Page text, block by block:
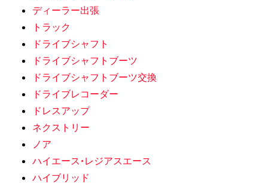
ディーラー出張
トラック
ドライブシャフト
ドライブシャフトブーツ
ドライブシャフトブーツ交換
ドライブレコーダー
ドレスアップ
ネクストリー
ノア
ハイエース•レジアスエース
ハイブリッド